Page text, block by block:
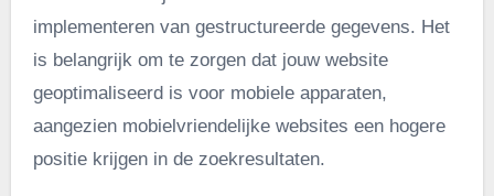
implementeren van gestructureerde gegevens. Het
is belangrijk om te zorgen dat jouw website
geoptimaliseerd is voor mobiele apparaten,
aangezien mobielvriendelijke websites een hogere
positie krijgen in de zoekresultaten.